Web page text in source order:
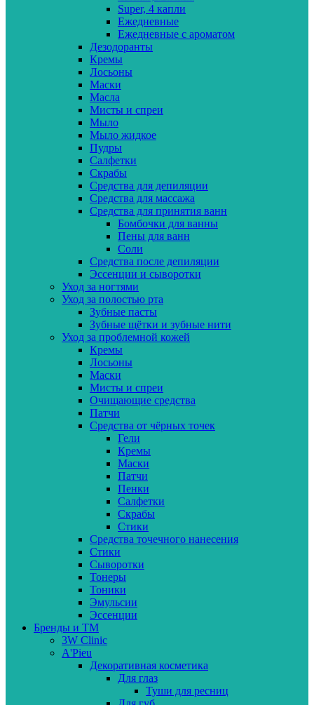
Super, 4 капли
Ежедневные
Ежедневные с ароматом
Дезодоранты
Кремы
Лосьоны
Маски
Масла
Мисты и спреи
Мыло
Мыло жидкое
Пудры
Салфетки
Скрабы
Средства для депиляции
Средства для массажа
Средства для принятия ванн
Бомбочки для ванны
Пены для ванн
Соли
Средства после депиляции
Эссенции и сыворотки
Уход за ногтями
Уход за полостью рта
Зубные пасты
Зубные щётки и зубные нити
Уход за проблемной кожей
Кремы
Лосьоны
Маски
Мисты и спреи
Очищающие средства
Патчи
Средства от чёрных точек
Гели
Кремы
Маски
Патчи
Пенки
Салфетки
Скрабы
Стики
Средства точечного нанесения
Стики
Сыворотки
Тонеры
Тоники
Эмульсии
Эссенции
Бренды и ТМ
3W Clinic
A'Pieu
Декоративная косметика
Для глаз
Туши для ресниц